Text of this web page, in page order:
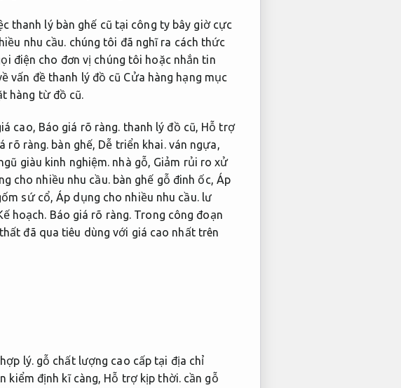
thanh lý bàn ghế cũ tại công ty bây giờ cực
nhu cầu. chúng tôi đã nghĩ ra cách thức
điện cho đơn vị chúng tôi hoặc nhắn tin
vấn đề thanh lý đồ cũ Cửa hàng hạng mục
hàng từ đồ cũ.
cao, Báo giá rõ ràng. thanh lý đồ cũ, Hỗ trợ
rõ ràng. bàn ghế, Dễ triển khai.ván ngựa,
giàu kinh nghiệm. nhà gỗ, Giảm rủi ro xử
cho nhiều nhu cầu.bàn ghế gỗ đinh ốc, Áp
sứ cổ,Áp dụng cho nhiều nhu cầu.lư
hoạch. Báo giá rõ ràng. Trong công đoạn
đã qua tiêu dùng với giá cao nhất trên
lý.gỗ chất lượng cao cấp tại địa chỉ
kiểm định kĩ càng, Hỗ trợ kịp thời.cần gỗ